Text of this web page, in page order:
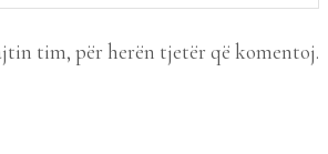
tim, për herën tjetër që komentoj.